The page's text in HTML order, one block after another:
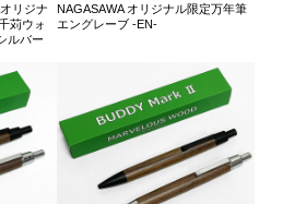
リジナ
苅ウォ
ルバー
NAGASAWA オリジナル限定万年筆
エングレーブ -EN-